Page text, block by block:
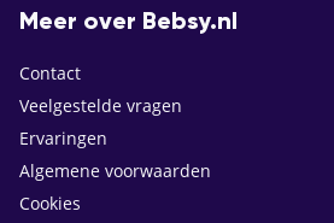
Meer over Bebsy.nl
Contact
Veelgestelde vragen
Ervaringen
Algemene voorwaarden
Cookies